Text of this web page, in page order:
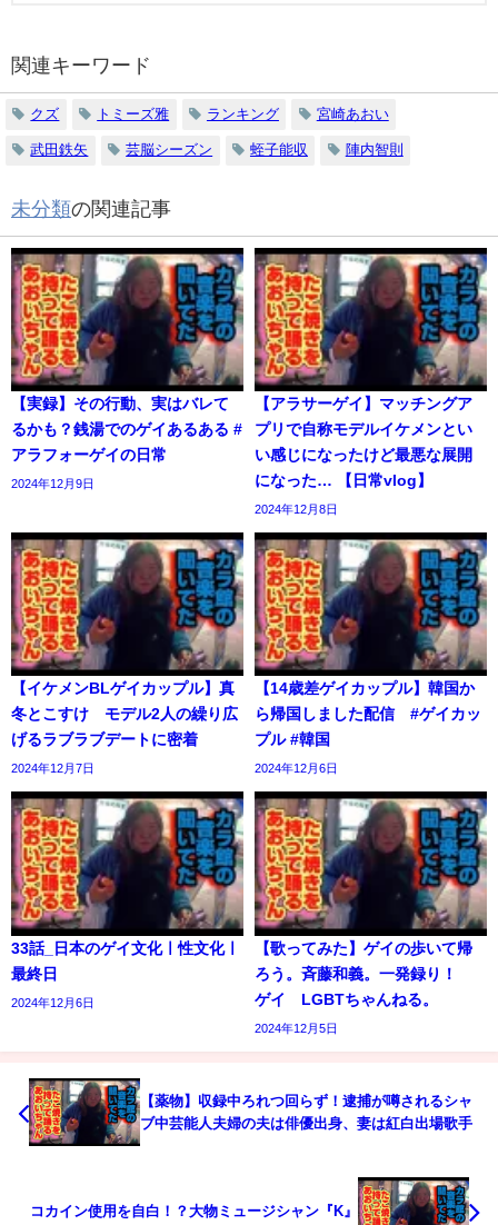
関連キーワード
クズ トミーズ雅 ランキング 宮崎あおい
武田鉄矢 芸脳シーズン 蛭子能収 陣内智則
未分類の関連記事
【実録】その行動、実はバレて
るかも？銭湯でのゲイあるある #
アラフォーゲイの日常
2024年12月9日
【アラサーゲイ】マッチングア
プリで自称モデルイケメンとい
い感じになったけど最悪な展開
になった… 【日常vlog】
2024年12月8日
【イケメンBLゲイカップル】真
冬とこすけ モデル2人の繰り広
げるラブラブデートに密着
2024年12月7日
【14歳差ゲイカップル】韓国か
ら帰国しました配信 #ゲイカッ
プル #韓国
2024年12月6日
33話_日本のゲイ文化ㅣ性文化ㅣ
最終日
2024年12月6日
【歌ってみた】ゲイの歩いて帰
ろう。斉藤和義。一発録り！
ゲイ LGBTちゃんねる。
2024年12月5日
【薬物】収録中ろれつ回らず！逮捕が噂されるシャ
ブ中芸能人夫婦の夫は俳優出身、妻は紅白出場歌手
コカイン使用を自白！？大物ミュージシャン『K』